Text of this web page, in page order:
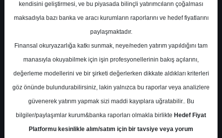
Deniz Yatırım Doğuş Otomotiv için hedef
fiyatını 412,0 TL, tavsiyesini 'AL' olarak
Pazartesi, 18 Mart 2024 00:00
S.No Dosya Adı İndir
1
deniz-doas-hedeffiyat-
499201
İndir
kendisini geliştirmesi, ve bu piyasada bilinçli yatırımcıların çoğalması
maksadıyla bazı banka ve aracı kurumların raporlarını ve hedef fiyatlarını
paylaşmaktadır.
Finansal okuryazarlığa katkı sunmak, neye/neden yatırım yapıldığını tam
manasıyla okuyabilmek için işin profesyonellerinin bakış açılarını,
değerleme modellerini ve bir şirketi değerlerken dikkate aldıkları kriterleri
göz önünde bulundurabilirsiniz, lakin yalnızca bu raporlar veya analizlere
güvenerek yatırım yapmak sizi maddi kayıplara uğratabilir.. Bu
bilgiler/paylaşımlar kurum&banka raporları olmakla birlikte Hedef Fiyat
Platformu kesinlikle alım/satım için bir tavsiye veya yorum